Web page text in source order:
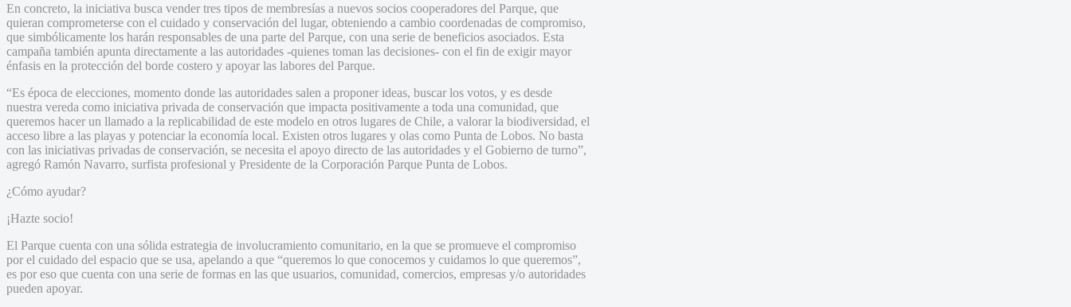
En concreto, la iniciativa busca vender tres tipos de membresías a nuevos socios cooperadores del Parque, que
quieran comprometerse con el cuidado y conservación del lugar, obteniendo a cambio coordenadas de compromiso,
que simbólicamente los harán responsables de una parte del Parque, con una serie de beneficios asociados. Esta
campaña también apunta directamente a las autoridades -quienes toman las decisiones- con el fin de exigir mayor
énfasis en la protección del borde costero y apoyar las labores del Parque.
“Es época de elecciones, momento donde las autoridades salen a proponer ideas, buscar los votos, y es desde
nuestra vereda como iniciativa privada de conservación que impacta positivamente a toda una comunidad, que
queremos hacer un llamado a la replicabilidad de este modelo en otros lugares de Chile, a valorar la biodiversidad, el
acceso libre a las playas y potenciar la economía local. Existen otros lugares y olas como Punta de Lobos. No basta
con las iniciativas privadas de conservación, se necesita el apoyo directo de las autoridades y el Gobierno de turno”,
agregó Ramón Navarro, surfista profesional y Presidente de la Corporación Parque Punta de Lobos.
¿Cómo ayudar?
¡Hazte socio!
El Parque cuenta con una sólida estrategia de involucramiento comunitario, en la que se promueve el compromiso
por el cuidado del espacio que se usa, apelando a que “queremos lo que conocemos y cuidamos lo que queremos”,
es por eso que cuenta con una serie de formas en las que usuarios, comunidad, comercios, empresas y/o autoridades
pueden apoyar.